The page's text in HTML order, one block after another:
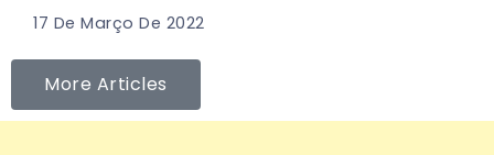
17 De Março De 2022
More Articles